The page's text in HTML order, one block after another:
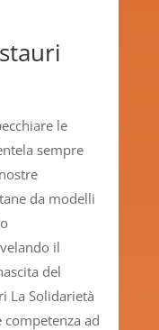
le
sempre
da modelli
il
del
La Solidarietà
ad